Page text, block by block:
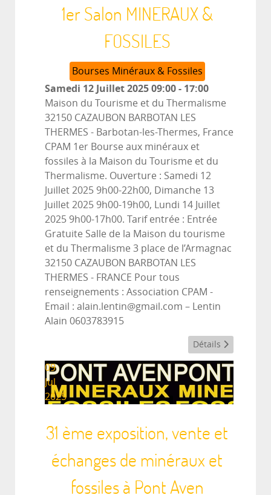
1er Salon MINERAUX &
FOSSILES
Bourses Minéraux & Fossiles
Samedi 12 Juillet 202509:00- 17:00
Maison du Tourisme et du Thermalisme
32150 CAZAUBON BARBOTAN LES
THERMES - Barbotan-les-Thermes, France
CPAM 1er Bourse aux minéraux et
fossiles à la Maison du Tourisme et du
Thermalisme. Ouverture : Samedi 12
Juillet 2025 9h00-22h00, Dimanche 13
Juillet 2025 9h00-19h00, Lundi 14 Juillet
2025 9h00-17h00. Tarif entrée : Entrée
Gratuite Salle de la Maison du tourisme
et du Thermalisme 3 place de l’Armagnac
32150 CAZAUBON BARBOTAN LES
THERMES - FRANCE Pour tous
renseignements : Association CPAM -
Email : alain.lentin@gmail.com – Lentin
Alain 0603783915
Détails
09
Jul
2025
31 ème exposition, vente et
échanges de minéraux et
fossiles à Pont Aven